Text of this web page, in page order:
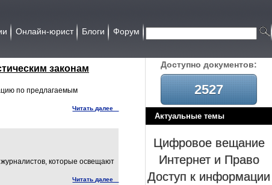
Онлайн-юрист Блоги Форум
Доcтупно документов:
2527
Актуальные темы
Цифровое вещание
Интернет и Право
Доступ к информации
законам
по предлагаемым
Читать далее
которые освещают
Читать далее